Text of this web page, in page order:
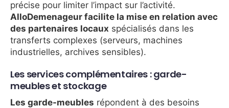
précise pour limiter l’impact sur l’activité.
AlloDemenageur facilite la mise en relation avec
des partenaires locaux spécialisés dans les
transferts complexes (serveurs, machines
industrielles, archives sensibles).
Les services complémentaires : garde-
meubles et stockage
Les garde-meubles répondent à des besoins